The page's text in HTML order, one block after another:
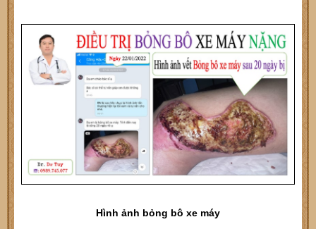
Hình ảnh bỏng bô xe máy